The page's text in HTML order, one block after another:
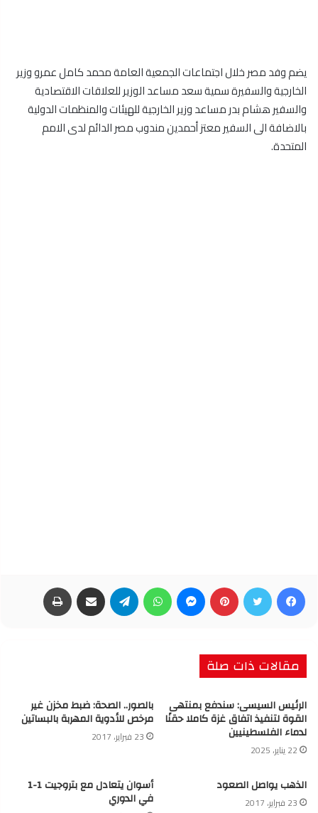
يضم وفد مصر خلال اجتماعات الجمعية العامة محمد كامل عمرو وزير
الخارجية والسفيرة سمية سعد مساعد الوزير للعلاقات الاقتصادية
والسفير هشام بدر مساعد وزير الخارجية للهيئات والمنظمات الدولية
بالاضافة الى السفير معتز أحمدين مندوب مصر الدائم لدى الامم
المتحدة.
فيسبوك تويتر بينتيريست ماسنجر واتساب تيلقرام مشاركة عبر البريد
مقالات ذات صلة
الرئيس السيسى: سندفع بمنتهى
القوة لتنفيذ اتفاق غزة كاملا حقنًا
لدماء الفلسطينيين
22 يناير، 2025
بالصور.. الصحة: ضبط مخزن غير
مرخص للأدوية المهربة بالبساتين
23 فبراير، 2017
الذهب يواصل الصعود
23 فبراير، 2017
أسوان يتعادل مع بتروجيت 1-1
في الدوري